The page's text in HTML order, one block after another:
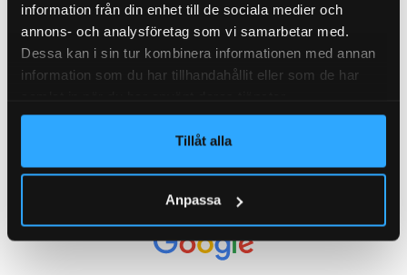
information från din enhet till de sociala medier och
annons- och analysföretag som vi samarbetar med.
Dessa kan i sin tur kombinera informationen med annan
information som du har tillhandahållit eller som de har
Tillåt alla
Anpassa
UTMÄRKT
Baserat på138 recensioner